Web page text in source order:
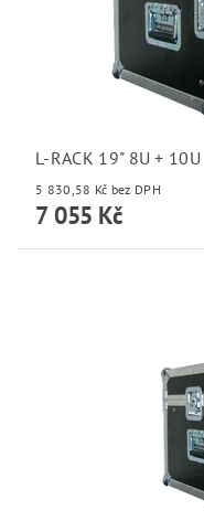
L-RACK 19" 8U + 10U
5 830,58 Kč bez DPH
7 055 Kč